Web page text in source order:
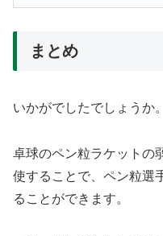
まとめ
いかがでしたでしょうか。
卓球のペン粒ラケットの
使することで、ペン粒選
ることができます。